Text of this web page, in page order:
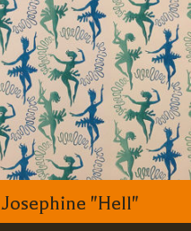
Josephine "Hell"